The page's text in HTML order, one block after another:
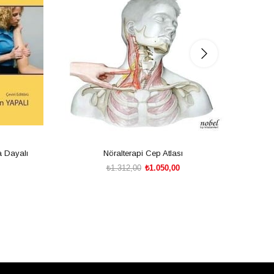
Dayalı
Nöralterapi Cep Atlası
₺1.050,00
₺1.312,00